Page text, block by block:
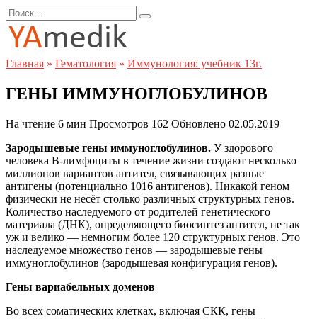
Перейти
к
содержанию
Search
for:
Главная » Гематология » Иммунология: учебник 13г.
ГЕНЫ ИММУНОГЛОБУЛИНОВ
На чтение 6 мин Просмотров 162 Обновлено 02.05.2019
Зародышевые гены иммуноглобулинов. У здорового
человека B-лимфоциты в течение жизни создают несколько
миллионов вариантов антител, связывающих разные
антигены (потенциально 1016 антигенов). Никакой геном
физически не несёт столько различных структурных генов.
Количество наследуемого от родителей генетического
материала (ДНК), определяющего биосинтез антител, не так
уж и велико — немногим более 120 структурных генов. Это
наследуемое множество генов — зародышевые гены
иммуноглобулинов (зародышевая конфигурация генов).
Гены вариабельных доменов
Во всех соматических клетках, включая СКК, гены